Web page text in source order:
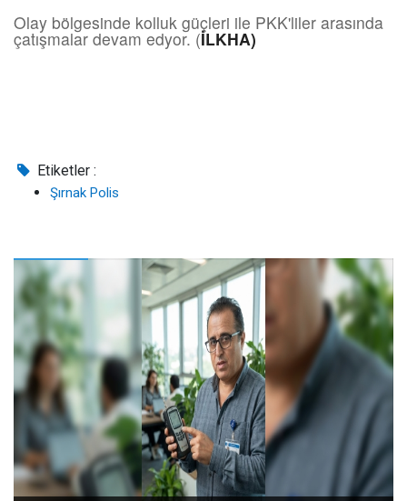
Olay bölgesinde kolluk güçleri ile PKK'liler arasında
çatışmalar devam edyor. (İLKHA)
Etiketler :
Şırnak Polis